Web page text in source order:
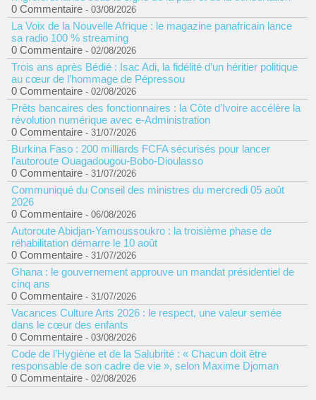
0 Commentaire - 03/08/2026
La Voix de la Nouvelle Afrique : le magazine panafricain lance
sa radio 100 % streaming
0 Commentaire - 02/08/2026
Trois ans après Bédié : Isac Adi, la fidélité d’un héritier politique
au cœur de l’hommage de Pépressou
0 Commentaire - 02/08/2026
Prêts bancaires des fonctionnaires : la Côte d’Ivoire accélère la
révolution numérique avec e-Administration
0 Commentaire - 31/07/2026
Burkina Faso : 200 milliards FCFA sécurisés pour lancer
l'autoroute Ouagadougou-Bobo-Dioulasso
0 Commentaire - 31/07/2026
Communiqué du Conseil des ministres du mercredi 05 août
2026
0 Commentaire - 06/08/2026
Autoroute Abidjan-Yamoussoukro : la troisième phase de
réhabilitation démarre le 10 août
0 Commentaire - 31/07/2026
Ghana : le gouvernement approuve un mandat présidentiel de
cinq ans
0 Commentaire - 31/07/2026
Vacances Culture Arts 2026 : le respect, une valeur semée
dans le cœur des enfants
0 Commentaire - 03/08/2026
Code de l’Hygiène et de la Salubrité : « Chacun doit être
responsable de son cadre de vie », selon Maxime Djoman
0 Commentaire - 02/08/2026